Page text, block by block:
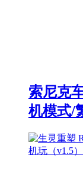
索尼克
机模式/